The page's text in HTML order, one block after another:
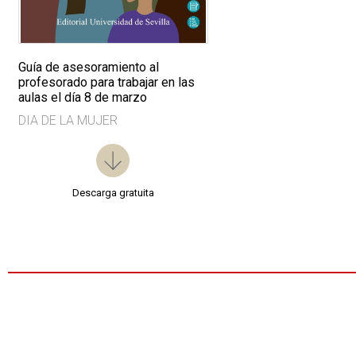
Guía de asesoramiento al
profesorado para trabajar en las
aulas el día 8 de marzo
DIA DE LA MUJER
Descarga gratuita